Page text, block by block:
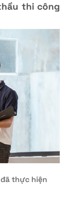
thi công
thực hiện